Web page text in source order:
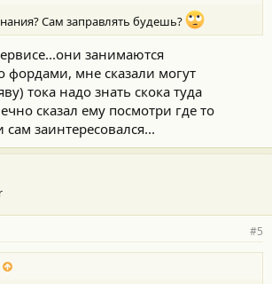
Сам заправлять будешь?
занимаются
фордами, мне сказали могут
тока надо знать скока туда
сказал ему посмотри где то
сам заинтересовался...
#5